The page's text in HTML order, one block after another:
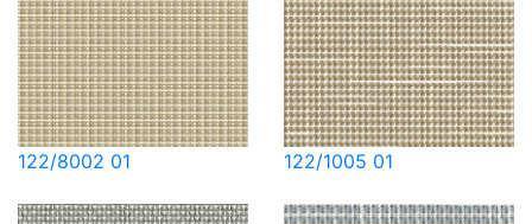
122/8002 01 122/1005 01